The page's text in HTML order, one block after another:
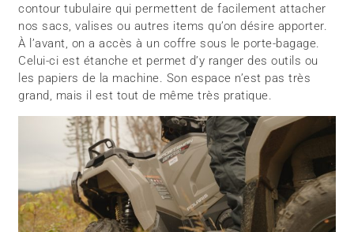
contour tubulaire qui permettent de facilement attacher
nos sacs, valises ou autres items qu’on désire apporter.
À l’avant, on a accès à un coffre sous le porte-bagage.
Celui-ci est étanche et permet d’y ranger des outils ou
les papiers de la machine. Son espace n’est pas très
grand, mais il est tout de même très pratique.